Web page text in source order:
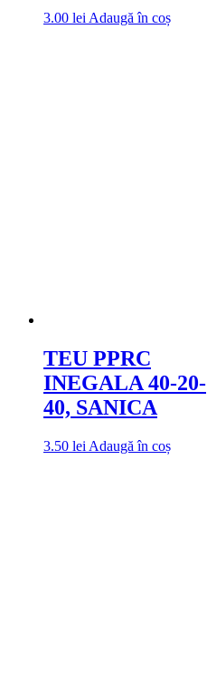
3.00 lei Adaugă în coș
TEU PPRC
INEGALA 40-20-
40, SANICA
3.50 lei Adaugă în coș